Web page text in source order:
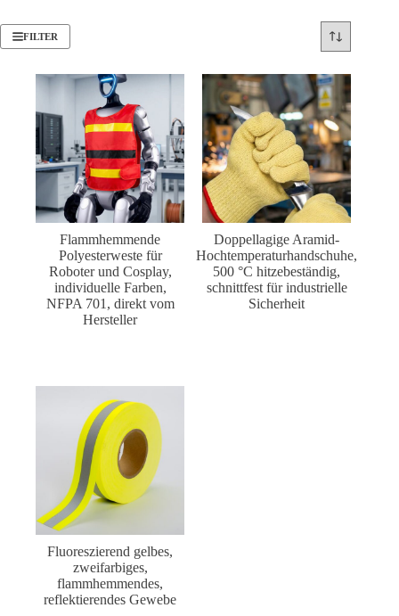
FILTER
Flammhemmende
Polyesterweste für
Roboter und Cosplay,
individuelle Farben,
NFPA 701, direkt vom
Hersteller
Doppellagige Aramid-
Hochtemperaturhandschuhe,
500 °C hitzebeständig,
schnittfest für industrielle
Sicherheit
Fluoreszierend gelbes,
zweifarbiges,
flammhemmendes,
reflektierendes Gewebe